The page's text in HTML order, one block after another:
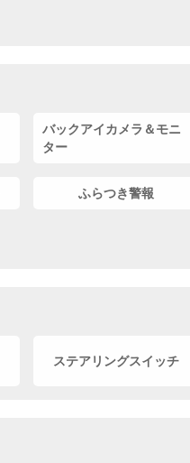
バックアイカメラ＆モニ
ター
ふらつき警報
ステアリングスイッチ